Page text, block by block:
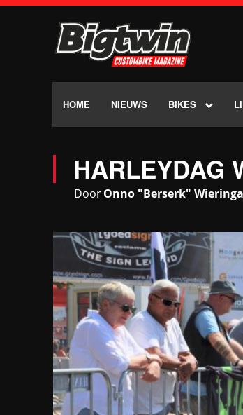
HOME NIEUWS BIKES
HARLEYDAG
DoorOnno "Berserk" Wieringa